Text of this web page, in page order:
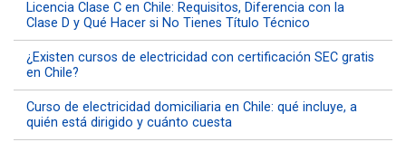
Licencia Clase C en Chile: Requisitos, Diferencia con la
Clase D y Qué Hacer si No Tienes Título Técnico
¿Existen cursos de electricidad con certificación SEC gratis
en Chile?
Curso de electricidad domiciliaria en Chile: qué incluye, a
quién está dirigido y cuánto cuesta